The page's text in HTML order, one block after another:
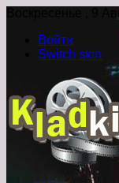
Воскресенье , 9
Войти
Switch skin